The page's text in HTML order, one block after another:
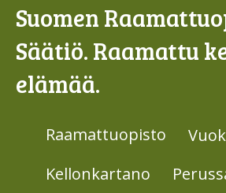
Suomen
Säätiö. Raamattu
elämää.
Raamattuopisto
Kellonkartano